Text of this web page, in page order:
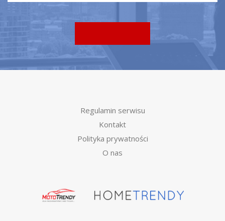
Regulamin serwisu
Kontakt
Polityka prywatności
O nas